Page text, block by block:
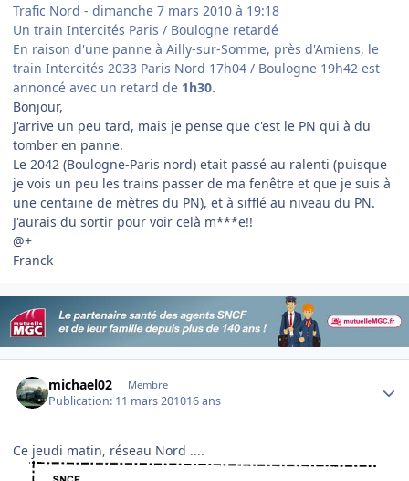
Trafic Nord - dimanche 7 mars 2010 à 19:18
Un train Intercités Paris / Boulogne retardé
En raison d'une panne à Ailly-sur-Somme, près d'Amiens, le
train Intercités 2033 Paris Nord 17h04 / Boulogne 19h42 est
annoncé avec un retard de 1h30.
Bonjour,
J'arrive un peu tard, mais je pense que c'est le PN qui à du
tomber en panne.
Le 2042 (Boulogne-Paris nord) etait passé au ralenti (puisque
je vois un peu les trains passer de ma fenêtre et que je suis à
une centaine de mètres du PN), et à sifflé au niveau du PN.
J'aurais du sortir pour voir celà m***e!!
@+
Franck
michael02 Membre
Publication: 11 mars 201016 ans
Ce jeudi matin, réseau Nord ....